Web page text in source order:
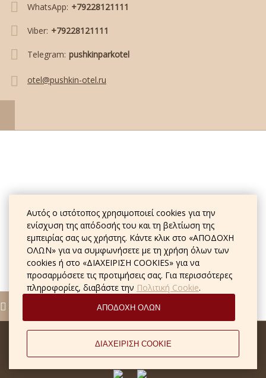
Αυτός ο ιστότοπος χρησιμοποιεί cookies για την
ενίσχυση της απόδοσής του και τη βελτίωση της
εμπειρίας σας ως χρήστης. Κάντε κλικ στο «ΑΠΟΔΟΧΗ
ΟΛΩΝ» για να συμφωνήσετε με τη χρήση όλων των
cookies ή στο «ΔΙΑΧΕΙΡΙΣΗ COOKIES» για να
προσαρμόσετε τις προτιμήσεις σας. Για περισσότερες
πληροφορίες, διαβάστε την Πολιτική Cookie.
ΑΠΟΔΟΧΗ ΟΛΩΝ
ΔΙΑΧΕΙΡΙΣΗ COOKIE
WhatsApp: +79228121111
Viber: +79228121111
Telegram: pushkinparkotel
otel@pushkin-otel.ru
2026, Επίσημη ιστοσελίδα